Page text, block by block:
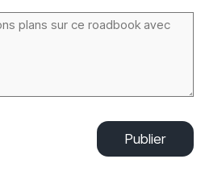
Publier